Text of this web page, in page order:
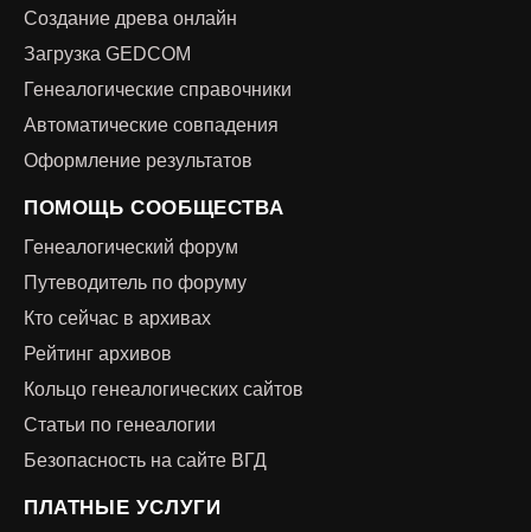
Создание древа онлайн
Загрузка GEDCOM
Генеалогические справочники
Автоматические совпадения
Оформление результатов
ПОМОЩЬ СООБЩЕСТВА
Генеалогический форум
Путеводитель по форуму
Кто сейчас в архивах
Рейтинг архивов
Кольцо генеалогических сайтов
Статьи по генеалогии
Безопасность на сайте ВГД
ПЛАТНЫЕ УСЛУГИ